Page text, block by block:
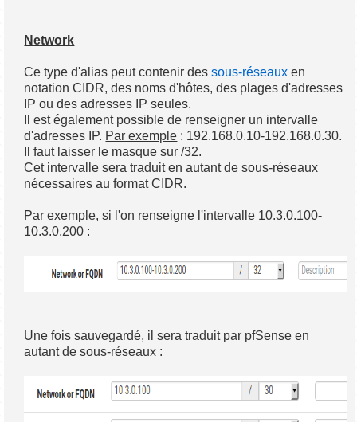
Network
Ce type d'alias peut contenir dessous-réseaux en
notation CIDR, des noms d'hôtes, des plages d'adresses
IP ou des adresses IP seules.
Il est également possible de renseigner un intervalle
d'adresses IP. Par exemple : 192.168.0.10-192.168.0.30.
Il faut laisser le masque sur /32.
Cet intervalle sera traduit en autant de sous-réseaux
nécessaires au format CIDR.
Par exemple, si l'on renseigne l'intervalle 10.3.0.100-
10.3.0.200 :
Une fois sauvegardé, il sera traduit par pfSense en
autant de sous-réseaux :